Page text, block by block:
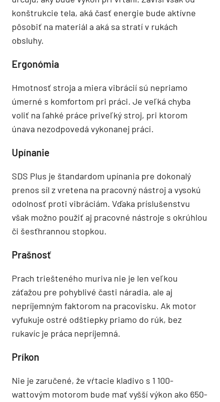
konštrukcie tela, aká časť energie bude aktívne
pôsobiť na materiál a aká sa stratí v rukách
obsluhy.
Ergonómia
Hmotnosť stroja a miera vibrácií sú nepriamo
úmerné s komfortom pri práci. Je veľká chyba
voliť na ľahké práce priveľký stroj, pri ktorom
únava nezodpovedá vykonanej práci.
Upínanie
SDS Plus je štandardom upínania pre dokonalý
prenos síl z vretena na pracovný nástroj a vysokú
odolnosť proti vibráciám. Vďaka príslušenstvu
však možno použiť aj pracovné nástroje s okrúhlou
či šesťhrannou stopkou.
Prašnosť
Prach triešteného muriva nie je len veľkou
záťažou pre pohyblivé časti náradia, ale aj
nepríjemným faktorom na pracovisku. Ak motor
vyfukuje ostré odštiepky priamo do rúk, bez
rukavíc je práca nepríjemná.
Príkon
Nie je zaručené, že vŕtacie kladivo s 1 100-
wattovým motorom bude mať vyšší výkon ako 650-